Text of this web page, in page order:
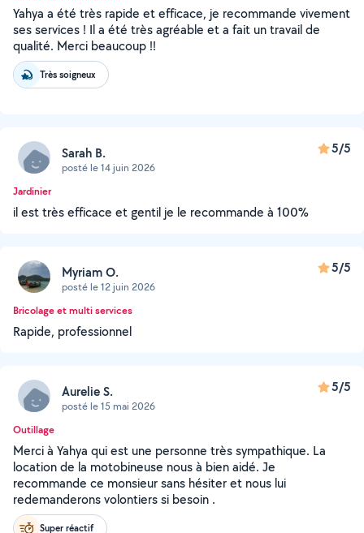
Yahya a été très rapide et efficace, je recommande vivement
ses services ! Il a été très agréable et a fait un travail de
qualité. Merci beaucoup !!
Très soigneux
Sarah B.
posté le 14 juin 2026
5/5
Jardinier
il est très efficace et gentil je le recommande à 100%
Myriam O.
posté le 12 juin 2026
5/5
Bricolage et multi services
Rapide, professionnel
Aurelie S.
posté le 15 mai 2026
5/5
Outillage
Merci à Yahya qui est une personne très sympathique. La
location de la motobineuse nous à bien aidé. Je
recommande ce monsieur sans hésiter et nous lui
redemanderons volontiers si besoin .
Super réactif